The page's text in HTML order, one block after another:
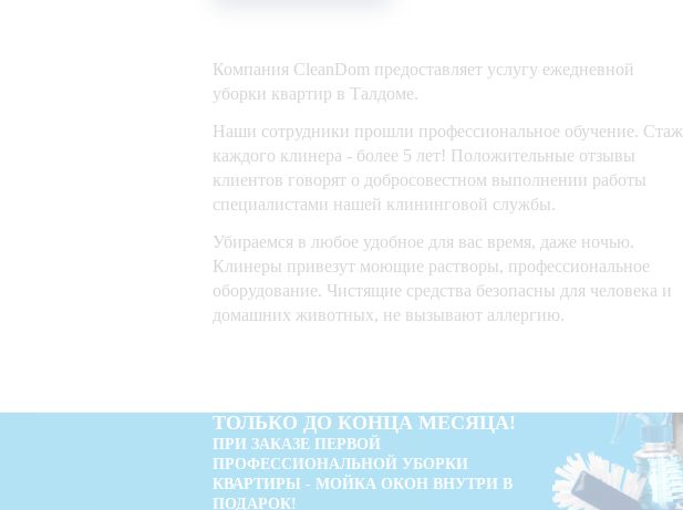
Компания CleanDom предоставляет услугу ежедневной
уборки квартир в Талдоме.
Наши сотрудники прошли профессиональное обучение. Стаж
каждого клинера - более 5 лет! Положительные отзывы
клиентов говорят о добросовестном выполнении работы
специалистами нашей клининговой службы.
Убираемся в любое удобное для вас время, даже ночью.
Клинеры привезут моющие растворы, профессиональное
оборудование. Чистящие средства безопасны для человека и
домашних животных, не вызывают аллергию.
ТОЛЬКО ДО КОНЦА МЕСЯЦА!
ПРИ ЗАКАЗЕ ПЕРВОЙ
ПРОФЕССИОНАЛЬНОЙ УБОРКИ
КВАРТИРЫ - МОЙКА ОКОН ВНУТРИ В
ПОДАРОК!